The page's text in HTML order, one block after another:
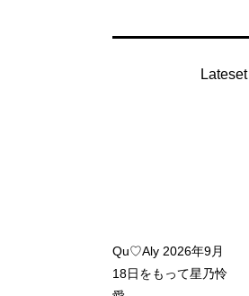
Qu♡Aly 2026年9月
18日をもって星乃怜